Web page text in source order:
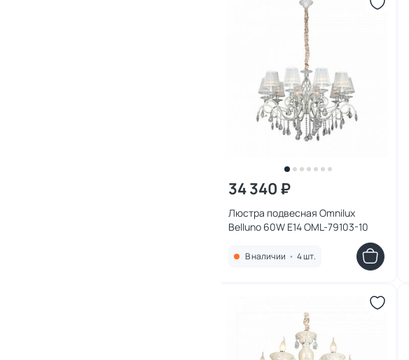
34 340 ₽
Люстра подвесная Omnilux
Belluno 60W E14 OML-79103-10
В наличии • 4 шт.